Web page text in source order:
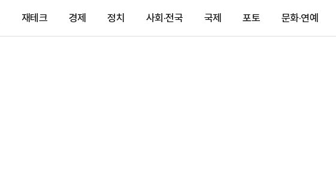
재테크 경제 정치 사회·전국 국제 포토 문화·연예